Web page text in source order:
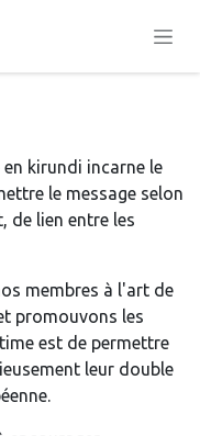
kirundi incarne le
le message selon
de lien entre les
membres à l'art de
promouvons les
est de permettre
leur double